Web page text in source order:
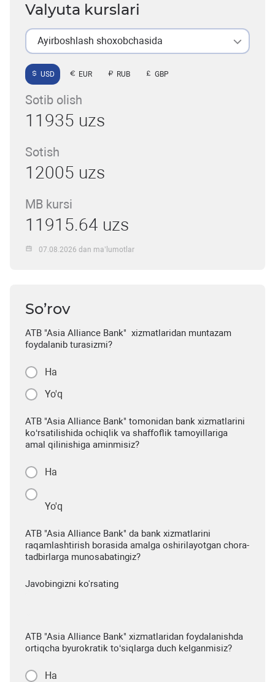
Valyuta kurslari
Ayirboshlash shoxobchasida
USD EUR RUB GBP
Sotib olish
11935 uzs
Sotish
12005 uzs
MB kursi
11915.64 uzs
07.08.2026 dan ma’lumotlar
So’rov
ATB "Asia Alliance Bank" xizmatlaridan muntazam
foydalanib turasizmi?
Ha
Yo'q
ATB "Asia Alliance Bank" tomonidan bank xizmatlarini
ko‘rsatilishida ochiqlik va shaffoflik tamoyillariga
amal qilinishiga aminmisiz?
Ha
Yo'q
ATB "Asia Alliance Bank" da bank xizmatlarini
raqamlashtirish borasida amalga oshirilayotgan chora-
tadbirlarga munosabatingiz?
Javobingizni ko'rsating
ATB "Asia Alliance Bank" xizmatlaridan foydalanishda
ortiqcha byurokratik to‘siqlarga duch kelganmisiz?
Ha